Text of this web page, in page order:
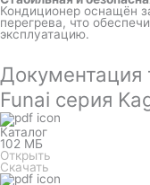
Кондиционер оснащён
перегрева, что
эксплуатацию.
Документация
Funai серия
Каталог
102 МБ
Открыть
Скачать